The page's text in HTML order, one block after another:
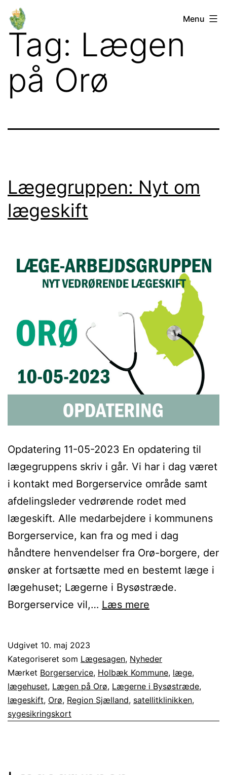
Fortsæt
indhold
Orø
Lokalforum
Menu
Tag: Lægen
på Orø
Lægegruppen: Nyt om
lægeskift
Opdatering 11-05-2023 En opdatering til
lægegruppens skriv i går. Vi har i dag været
i kontakt med Borgerservice område samt
afdelingsleder vedrørende rodet med
lægeskift. Alle medarbejdere i kommunens
Borgerservice, kan fra og med i dag
håndtere henvendelser fra Orø-borgere, der
ønsker at fortsætte med en bestemt læge i
lægehuset; Lægerne i Bysøstræde.
Borgerservice vil,… Læs mere
lægeskift
Udgivet 10. maj 2023
Kategoriseret som Lægesagen, Nyheder
Mærket Borgerservice, Holbæk Kommune, læge,
lægehuset, Lægen på Orø, Lægerne i Bysøstræde,
lægeskift, Orø, Region Sjælland, satellitklinikken,
sygesikringskort